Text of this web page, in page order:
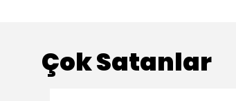
Çok Satanlar